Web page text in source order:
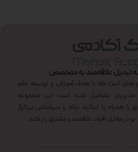
تبدیل علاقه‌مند به متخصص
است که با هدف آموزش و توسعه علم
مدیریتی تشکیل شده است. این مجموعه
را همراه با اساتید بنام و سرشناس برگزار
در مقابل افراد علاقمند و مشتاق باز کند.